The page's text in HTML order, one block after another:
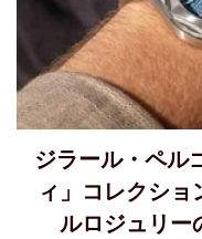
ジラール・ペル
ィ」コレクショ
ルロジュリー